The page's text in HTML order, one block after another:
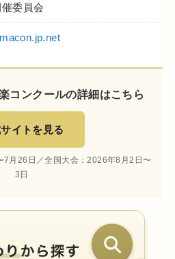
委員会
コンクールの詳細はこちら
イトを見る
月26日／全国大会：2026年8月2日〜
3日